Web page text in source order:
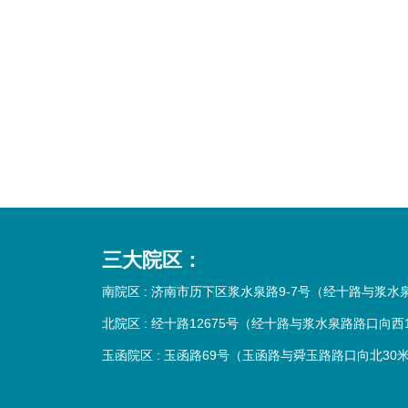
三大院区：
南院区 : 济南市历下区浆水泉路9-7号（经十路与浆水
北院区 : 经十路12675号（经十路与浆水泉路路口向
玉函院区 : 玉函路69号（玉函路与舜玉路路口向北30